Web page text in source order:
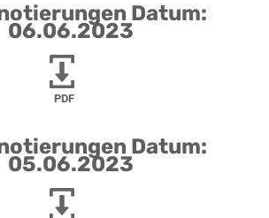
Datum:
06.06.2023
PDF
Datum:
05.06.2023